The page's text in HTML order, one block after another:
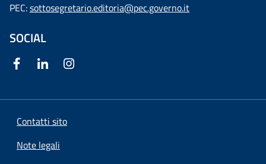
PEC:sottosegretario.editoria@pec.governo.it
SOCIAL
Contatti sito
Note legali